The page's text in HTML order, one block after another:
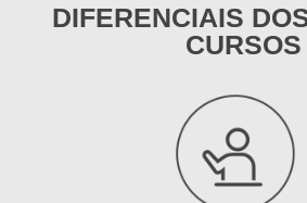
DIFERENCIAIS
CURSOS